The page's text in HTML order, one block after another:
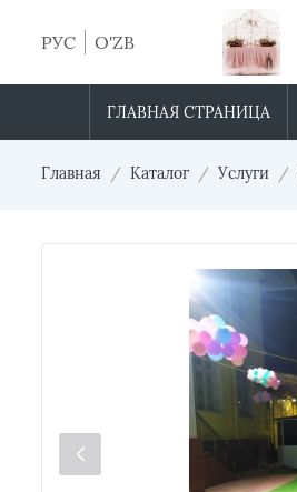
РУС O'ZB
ГЛАВНАЯ СТРАНИЦА
Главная Каталог Услуги